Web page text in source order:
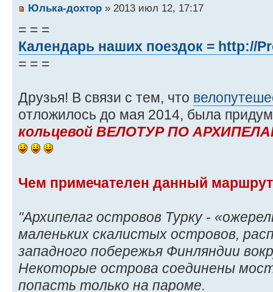
Юлька-дохтор » 2013 июл 12, 17:17
= = =
Календарь наших поездок = http://
= = =
Друзья! В связи с тем, что
отложилось до мая 2014, была
кольцевой ВЕЛОТУР ПО
Чем примечателен данный
"Архипелаг островов Турку -
маленьких скалистых островов,
западного побережья Финляндии
Некоторые острова соединены
попасть только на пароме.